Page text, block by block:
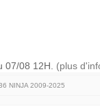
07/08 12H. (plus
NINJA 2009-2025